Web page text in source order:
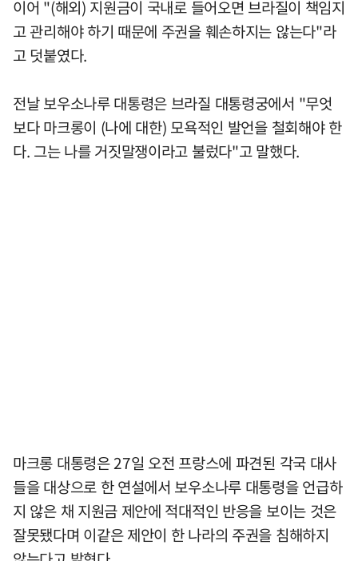
이어 "(해외) 지원금이 국내로 들어오면 브라질이 책임지
고 관리해야 하기 때문에 주권을 훼손하지는 않는다"라
고 덧붙였다.
전날 보우소나루 대통령은 브라질 대통령궁에서 "무엇
보다 마크롱이 (나에 대한) 모욕적인 발언을 철회해야 한
다. 그는 나를 거짓말쟁이라고 불렀다"고 말했다.
마크롱 대통령은 27일 오전 프랑스에 파견된 각국 대사
들을 대상으로 한 연설에서 보우소나루 대통령을 언급하
지 않은 채 지원금 제안에 적대적인 반응을 보이는 것은
잘못됐다며 이같은 제안이 한 나라의 주권을 침해하지